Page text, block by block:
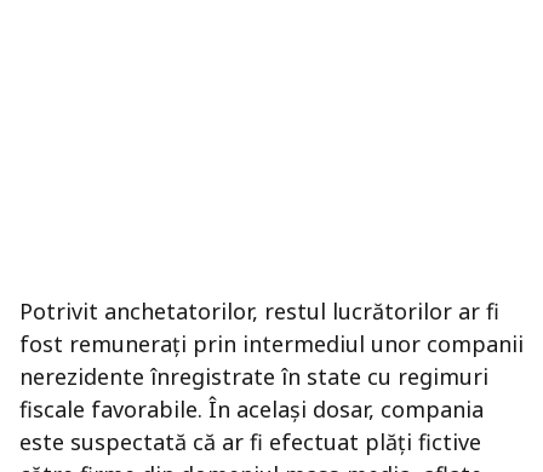
Potrivit anchetatorilor, restul lucrătorilor ar fi
fost remunerați prin intermediul unor companii
nerezidente înregistrate în state cu regimuri
fiscale favorabile. În același dosar, compania
este suspectată că ar fi efectuat plăți fictive